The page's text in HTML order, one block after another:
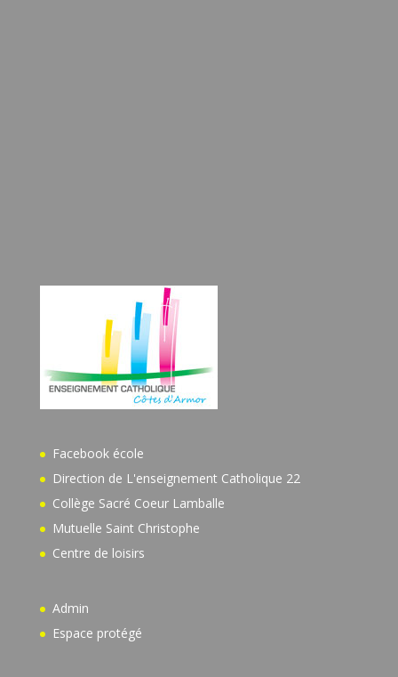
Facebook école
Direction de L'enseignement Catholique 22
Collège Sacré Coeur Lamballe
Mutuelle Saint Christophe
Centre de loisirs
Admin
Espace protégé